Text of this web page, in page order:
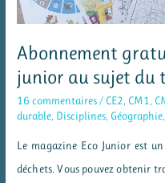
gaspillage
Abonnement
junior au sujet du
16 commentaires / CE2 CM1
durable Disciplines Géographie
Le magazine Eco Junior est
déchets. Vous pouvez obtenir